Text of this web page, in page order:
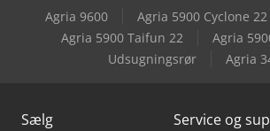
Agria 9600 Agria 5900 Cyclone 22
Agria 5900 Taifun 22
Agria
Udsugningsrør
Agria
Sælg Service og